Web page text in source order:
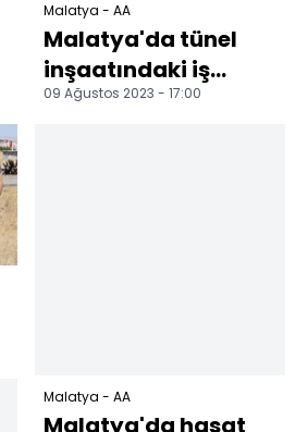
Malatya - AA
Malatya'da tünel
inşaatındaki iş
kazasında 3 işçi
09 Ağustos 2023 - 17:00
Malatya - AA
Malatya'da hasat